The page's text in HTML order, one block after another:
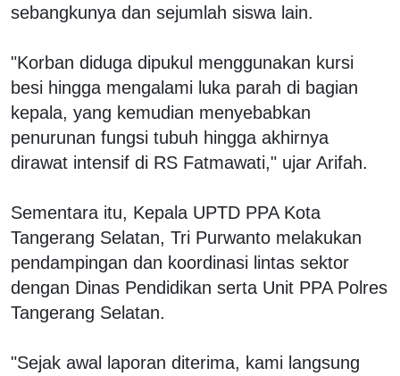
sebangkunya dan sejumlah siswa lain.
"Korban diduga dipukul menggunakan kursi
besi hingga mengalami luka parah di bagian
kepala, yang kemudian menyebabkan
penurunan fungsi tubuh hingga akhirnya
dirawat intensif di RS Fatmawati," ujar Arifah.
Sementara itu, Kepala UPTD PPA Kota
Tangerang Selatan, Tri Purwanto melakukan
pendampingan dan koordinasi lintas sektor
dengan Dinas Pendidikan serta Unit PPA Polres
Tangerang Selatan.
"Sejak awal laporan diterima, kami langsung